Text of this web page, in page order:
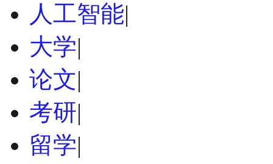
人工智能|
大学|
论文|
考研|
留学|